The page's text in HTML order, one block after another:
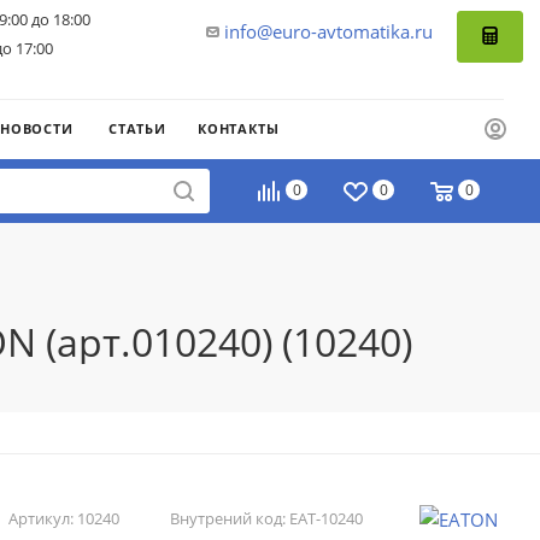
info@euro-avtomatika.ru
до 18:00
17:00
НОВОСТИ СТАТЬИ КОНТАКТЫ
0 0 0
(арт.010240) (10240)
Артикул: 10240 Внутрений код: EAT-10240